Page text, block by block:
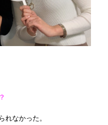
れなかった。